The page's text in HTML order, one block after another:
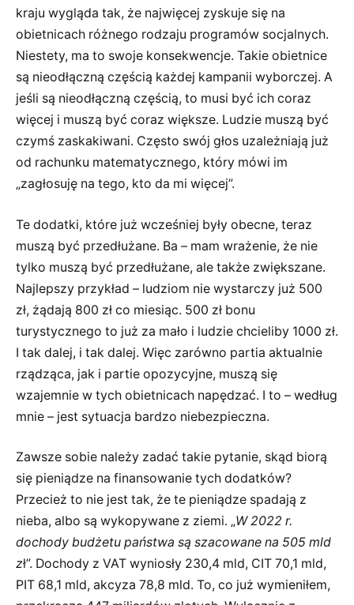
kraju wygląda tak, że najwięcej zyskuje się na
obietnicach różnego rodzaju programów socjalnych.
Niestety, ma to swoje konsekwencje. Takie obietnice
są nieodłączną częścią każdej kampanii wyborczej. A
jeśli są nieodłączną częścią, to musi być ich coraz
więcej i muszą być coraz większe. Ludzie muszą być
czymś zaskakiwani. Często swój głos uzależniają już
od rachunku matematycznego, który mówi im
„zagłosuję na tego, kto da mi więcej”.
Te dodatki, które już wcześniej były obecne, teraz
muszą być przedłużane. Ba – mam wrażenie, że nie
tylko muszą być przedłużane, ale także zwiększane.
Najlepszy przykład – ludziom nie wystarczy już 500
zł, żądają 800 zł co miesiąc. 500 zł bonu
turystycznego to już za mało i ludzie chcieliby 1000 zł.
I tak dalej, i tak dalej. Więc zarówno partia aktualnie
rządząca, jak i partie opozycyjne, muszą się
wzajemnie w tych obietnicach napędzać. I to – według
mnie – jest sytuacja bardzo niebezpieczna.
Zawsze sobie należy zadać takie pytanie, skąd biorą
się pieniądze na finansowanie tych dodatków?
Przecież to nie jest tak, że te pieniądze spadają z
nieba, albo są wykopywane z ziemi. „W 2022 r.
dochody budżetu państwa są szacowane na 505 mld
zł”. Dochody z VAT wyniosły 230,4 mld, CIT 70,1 mld,
PIT 68,1 mld, akcyza 78,8 mld. To, co już wymieniłem,